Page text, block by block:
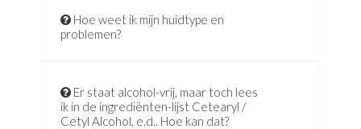
Hoe weet ik mijn huidtype en
problemen?
Er staat alcohol-vrij, maar toch lees
ik in de ingrediënten-lijst Cetearyl /
Cetyl Alcohol, e.d.. Hoe kan dat?